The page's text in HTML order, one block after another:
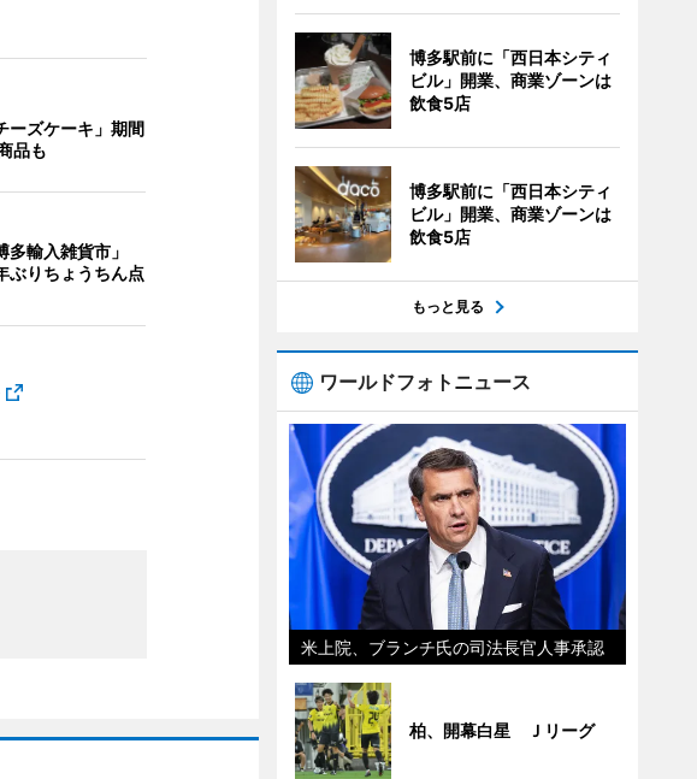
ーズケーキ」期間
品も
輸入雑貨市」
ぶりちょうちん点
博多駅前に「西日本シティ
ビル」開業、商業ゾーンは
飲食5店
博多駅前に「西日本シティ
ビル」開業、商業ゾーンは
飲食5店
もっと見る
ワールドフォトニュース
米上院、ブランチ氏の司法長官人事承認
柏、開幕白星 Ｊリーグ